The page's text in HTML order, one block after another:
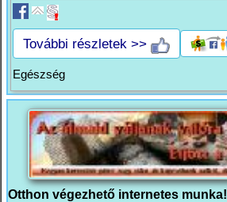
További részletek >>
Egészség
Otthon végezhető internetes munka!